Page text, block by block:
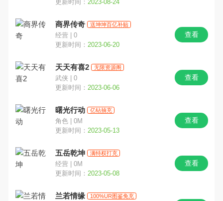
文字
更新时间： 2023-08-24
商界传奇 送坤坤百亿补贴
经营 | 0
更新时间： 2023-06-20
查看
天天有喜2 无限资源阁
武侠 | 0
更新时间： 2023-06-06
查看
曙光行动 亿钻抽充
角色 | 0M
更新时间： 2023-05-13
查看
五岳乾坤 满特权打充
经营 | 0M
更新时间： 2023-05-08
查看
兰若情缘 100%UR图鉴免充